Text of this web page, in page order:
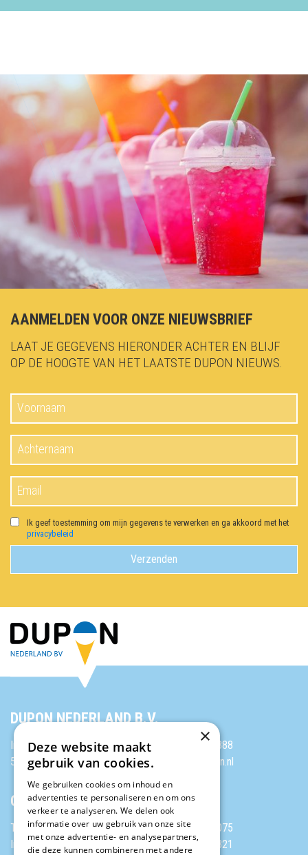
AANMELDEN VOOR ONZE NIEUWSBRIEF
LAAT JE GEGEVENS HIERONDER ACHTER EN BLIJF
OP DE HOOGTE VAN HET LAATSTE DUPON NIEUWS.
Ik geef toestemming om mijn gegevens te verwerken en ga akkoord met het
privacybeleid
DUPON NEDERLAND B.V.
Industrieweg 81
5591 JL Heeze
T: 040 2263888
E: info@dupon.nl
OVERIGE TELEFOONNUMMERS
Technische Dienst
T: 040 2265075
Inkoop / Logistiek
T: 040 2263821
×
Deze website maakt
gebruik van cookies.
We gebruiken cookies om inhoud en
advertenties te personaliseren en om ons
verkeer te analyseren. We delen ook
informatie over uw gebruik van onze site
met onze advertentie- en analysepartners,
die deze kunnen combineren met andere